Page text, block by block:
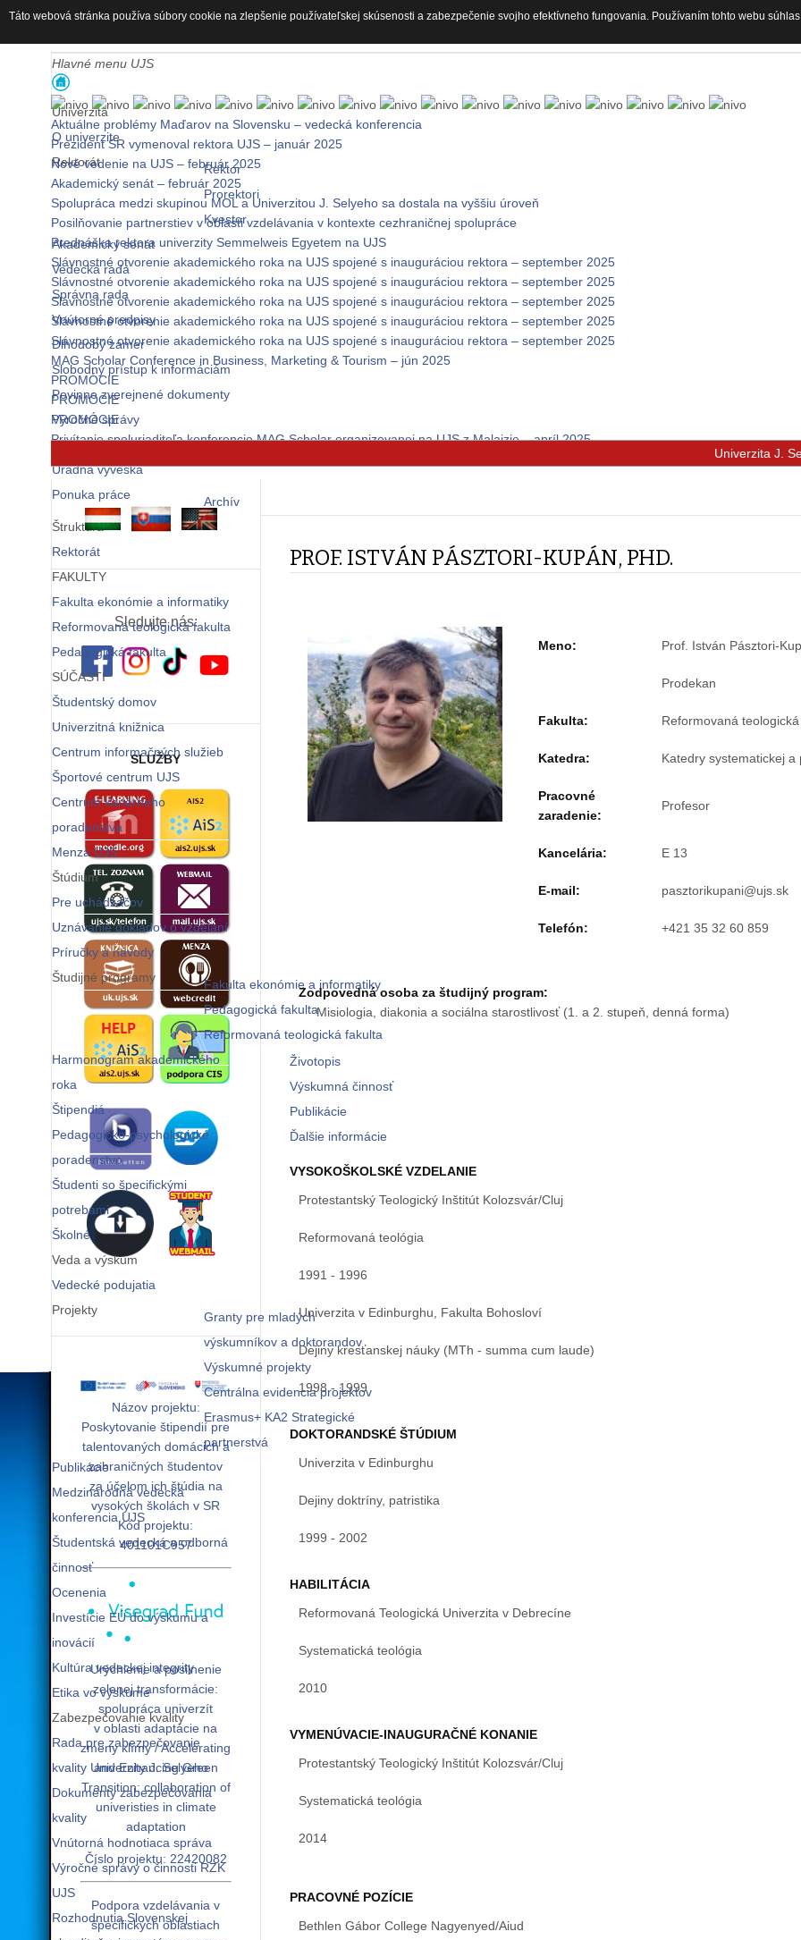
Hlavné menu UJS
Univerzita
O univerzite
Rektorát
Rektor
Prorektori
Kvestor
Akademický senát
Vedecká rada
Správna rada
Vnútorné predpisy
Dlhodobý zámer
Slobodný prístup k informáciám
Povinne zverejnené dokumenty
Výročné správy
Metodika
Úradná výveska
Ponuka práce
Archív
Štruktúra
Rektorát
FAKULTY
Fakulta ekonómie a informatiky
Reformovaná teologická fakulta
Pedagogická fakulta
SÚČASTI
Študentský domov
Univerzitná knižnica
Centrum informačných služieb
Športové centrum UJS
Centrum kariérneho
poradenstva
Menza UJS
Štúdium
Pre uchádzačov
Uznávanie dokladov o vzdelaní
Príručky a návody
Študijné programy
Fakulta ekonómie a informatiky
Pedagogická fakulta
Reformovaná teologická fakulta
Harmonogram akademického
roka
Štipendiá
Pedagogicko-psychologické
poradenstvo
Študenti so špecifickými
potrebami
Školné
Veda a výskum
Vedecké podujatia
Projekty
Granty pre mladých
výskumníkov a doktorandov
Výskumné projekty
Centrálna evidencia projektov
Erasmus+ KA2 Strategické
partnerstvá
Publikácie
Medzinárodná vedecká
konferencia UJS
Študentská vedecká a odborná
činnosť
Ocenenia
Investície EÚ do výskumu a
inovácií
Kultúra vedeckej integrity
Etika vo výskume
Zabezpečovanie kvality
Rada pre zabezpečovanie
kvality Univerzity J. Selyeho
Dokumenty zabezpečovania
kvality
Vnútorná hodnotiaca správa
Výročné správy o činnosti RZK
UJS
Rozhodnutia Slovenskej
Aktuálne problémy Maďarov na Slovensku – vedecká konferencia
Prezident SR vymenoval rektora UJS – január 2025
Nové vedenie na UJS – február 2025
Akademický senát – február 2025
Spolupráca medzi skupinou MOL a Univerzitou J. Selyeho sa dostala na vyššiu úroveň
Posilňovanie partnerstiev v oblasti vzdelávania v kontexte cezhraničnej spolupráce
Prednáška rektora univerzity Semmelweis Egyetem na UJS
Slávnostné otvorenie akademického roka na UJS spojené s inauguráciou rektora – september 2025
Slávnostné otvorenie akademického roka na UJS spojené s inauguráciou rektora – september 2025
Slávnostné otvorenie akademického roka na UJS spojené s inauguráciou rektora – september 2025
Slávnostné otvorenie akademického roka na UJS spojené s inauguráciou rektora – september 2025
Slávnostné otvorenie akademického roka na UJS spojené s inauguráciou rektora – september 2025
MAG Scholar Conference in Business, Marketing & Tourism – jún 2025
PROMÓCIE
PROMÓCIE
PROMÓCIE
Privítanie spoluriaditeľa konferencie MAG Scholar organizovanej na UJS z Malajzie – apríl 2025
Univerzita J.
PROF. ISTVÁN PÁSZTORI-KUPÁN, PHD.
Meno: Prof. István Pásztori-
Prodekan
Fakulta: Reformovaná
Katedra: Katedry systematickej a
Pracovné
zaradenie:
Profesor
Kancelária: E 13
E-mail:
Telefón: +421 35 32 60 859
Zodpovedná osoba za študijný program:
Misiologia, diakonia a sociálna starostlivosť (1. a 2. stupeň, denná forma)
Životopis
Výskumná činnosť
Publikácie
Ďalšie informácie
VYSOKOŠKOLSKÉ VZDELANIE
Protestantský Teologický Inštitút Kolozsvár/Cluj
Reformovaná teológia
1991 - 1996
Univerzita v Edinburghu, Fakulta Bohosloví
Dejiny kresťanskej náuky (MTh - summa cum laude)
1998 - 1999
DOKTORANDSKÉ ŠTÚDIUM
Univerzita v Edinburghu
Dejiny doktríny, patristika
1999 - 2002
HABILITÁCIA
Reformovaná Teologická Univerzita v Debrecíne
Systematická teológia
2010
VYMENÚVACIE-INAUGURAČNÉ KONANIE
Protestantský Teologický Inštitút Kolozsvár/Cluj
Systematická teológia
2014
PRACOVNÉ POZÍCIE
Bethlen Gábor College Nagyenyed/Aiud
Sledujte nás:
SLUŽBY
Názov projektu:
Poskytovanie štipendií pre
talentovaných domácich a
zahraničných študentov
za účelom ich štúdia na
vysokých školách v SR
Kód projektu:
401101C957
Urýchlenie a posilnenie
zelenej transformácie:
spolupráca univerzít
v oblasti adaptácie na
zmeny klímy / Accelerating
and Enhancing Green
Transition: collaboration of
univeristies in climate
adaptation
Číslo projektu: 22420082
Podpora vzdelávania v
špecifických oblastiach
Táto webová stránka používa súbory cookie na zlepšenie používateľskej skúsenosti a zabezpečenie svojho efektívneho fungovania. Používaním tohto webu